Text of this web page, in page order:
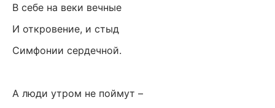
В себе на веки вечные
И откровение, и стыд
Симфонии сердечной.
А люди утром не поймут –